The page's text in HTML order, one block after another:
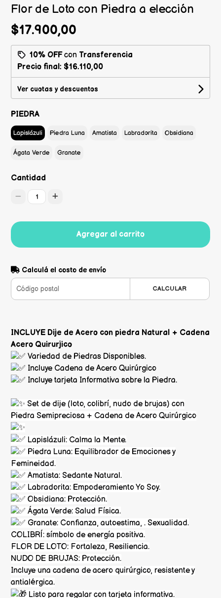
Flor de Loto con Piedra a elección
$17.900,00
10% OFFcon Transferencia
Precio final: $16.110,00
Ver cuotas y descuentos
PIEDRA
Lapislázuli Piedra Luna Amatista Labradorita Obsidiana
Ágata Verde Granate
Cantidad
1
Agregar al carrito
Calculá el costo de envío
CALCULAR
INCLUYE Dije de Acero con piedra Natural + Cadena
Acero Quirurjico
Variedad de Piedras Disponibles.
Incluye Cadena de Acero Quirúrgico
Incluye tarjeta Informativa sobre la Piedra.
Set de dije (loto, colibrí, nudo de brujas) con
Piedra Semipreciosa + Cadena de Acero Quirúrgico
Lapislázuli: Calma la Mente.
Piedra Luna: Equilibrador de Emociones y
Femineidad.
Amatista: Sedante Natural.
Labradorita: Empoderamiento Yo Soy.
Obsidiana: Protección.
Ágata Verde: Salud Física.
Granate: Confianza, autoestima, . Sexualidad.
COLIBRÍ: símbolo de energía positiva.
FLOR DE LOTO: Fortaleza, Resiliencia.
NUDO DE BRUJAS: Protección.
Incluye una cadena de acero quirúrgico, resistente y
antialérgica.
Listo para regalar con tarjeta informativa.